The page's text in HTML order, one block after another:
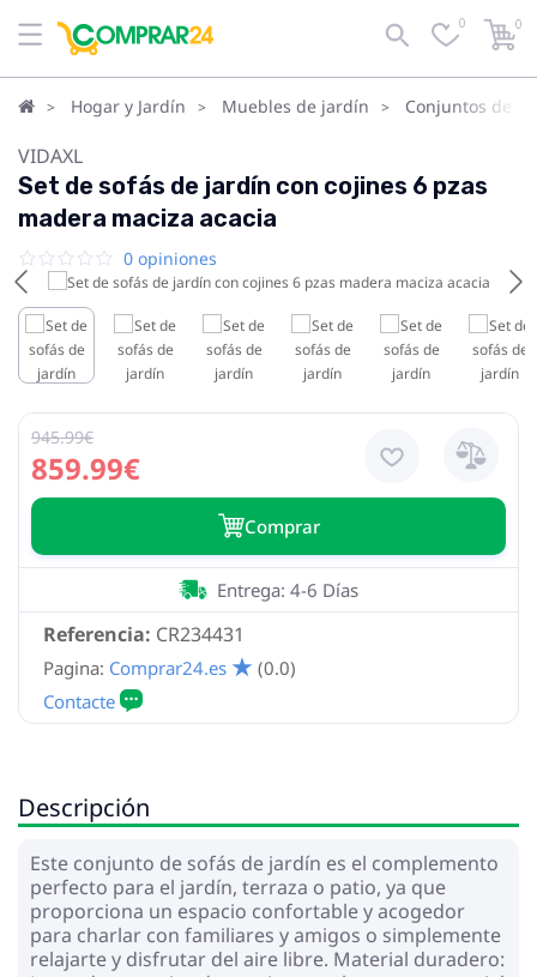
0 0
Hogar y Jardín Muebles de jardín Conjuntos de
VIDAXL
Set de sofás de jardín con cojines 6 pzas
madera maciza acacia
0 opiniones
859.99€
945.99€
Сomprar
Referencia: CR234431
Entrega: 4-6 Días
Pagina: Comprar24.es (0.0)
Descripción
Este conjunto de sofás de jardín es el complemento
perfecto para el jardín, terraza o patio, ya que
proporciona un espacio confortable y acogedor
para charlar con familiares y amigos o simplemente
relajarte y disfrutar del aire libre. Material duradero: